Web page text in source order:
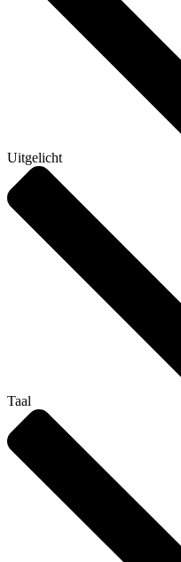
Uitgelicht
Taal